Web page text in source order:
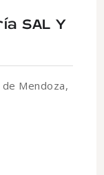
SAL Y
de Mendoza,